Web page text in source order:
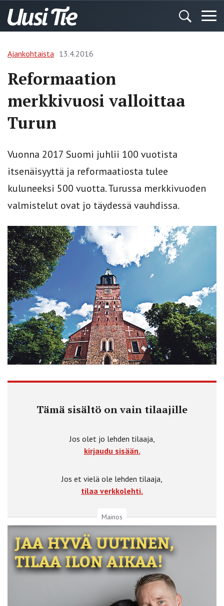
Ajankohtaista 13.4.2016
Reformaation
merkkivuosi valloittaa
Turun
Vuonna 2017 Suomi juhlii 100 vuotista
itsenäisyyttä ja reformaatiosta tulee
kuluneeksi 500 vuotta. Turussa merkkivuoden
valmistelut ovat jo täydessä vauhdissa.
Tämä sisältö on vain tilaajille
Jos olet jo lehden tilaaja,
kirjaudu sisään.
Jos et vielä ole lehden tilaaja,
tilaa verkkolehti.
Mainos